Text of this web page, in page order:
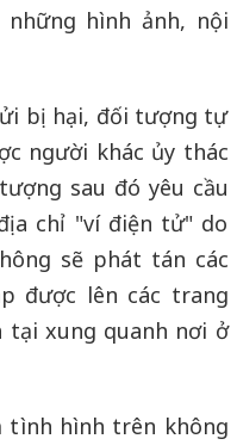
những hình ảnh, nội
bị hại, đối tượng tự
người khác ủy thác
sau đó yêu cầu
chỉ "ví điện tử" do
sẽ phát tán các
được lên các trang
tại xung quanh nơi ở
tình hình trên không